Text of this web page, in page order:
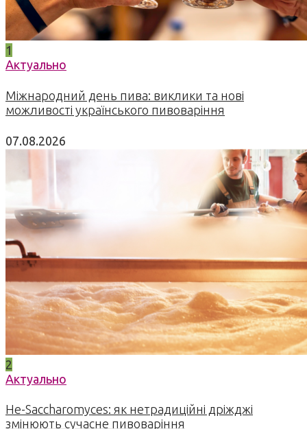
1
Актуально
Міжнародний день пива: виклики та нові
можливості українського пивоваріння
07.08.2026
2
Актуально
Не-Saccharomyces: як нетрадиційні дріжджі
змінюють сучасне пивоваріння